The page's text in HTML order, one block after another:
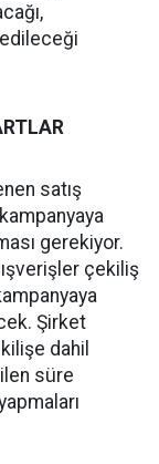
satış
gerekiyor.
çekiliş
Şirket
dahil
süre